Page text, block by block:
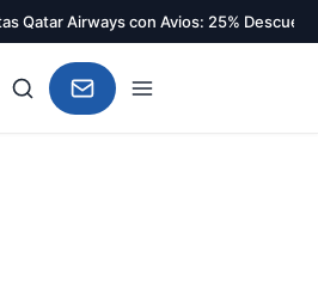
Qatar Airways con Avios: 25%